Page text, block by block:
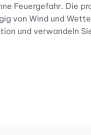
Feuergefahr. Die
von Wind und
und verwandeln